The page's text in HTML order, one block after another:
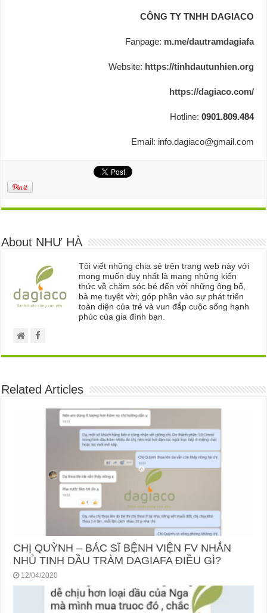
CÔNG TY TNHH DAGIACO
Fanpage: m.me/dautramdagiafa
Website: https://tinhdautunhien.org
https://dagiaco.com/
Hotline: 0901.809.484
Email: info.dagiaco@gmail.com
About NHƯ HÀ
Tôi viết những chia sẻ trên trang web này với
mong muốn duy nhất là mang những kiến
thức về chăm sóc bé đến với những ông bố,
bà mẹ tuyệt vời; góp phần vào sự phát triển
toàn diện của trẻ và vun đắp cuộc sống hạnh
phúc của gia đình bạn.
Related Articles
CHỊ QUỲNH – BÁC SĨ BỆNH VIỆN FV NHẮN
NHỦ TINH DẦU TRÀM DAGIAFA ĐIỀU GÌ?
12/04/2020